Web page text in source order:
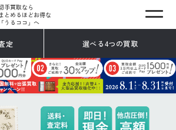
手買取なら
まとめるほどお得な
「うるココ」へ
定 選べる4つの買取